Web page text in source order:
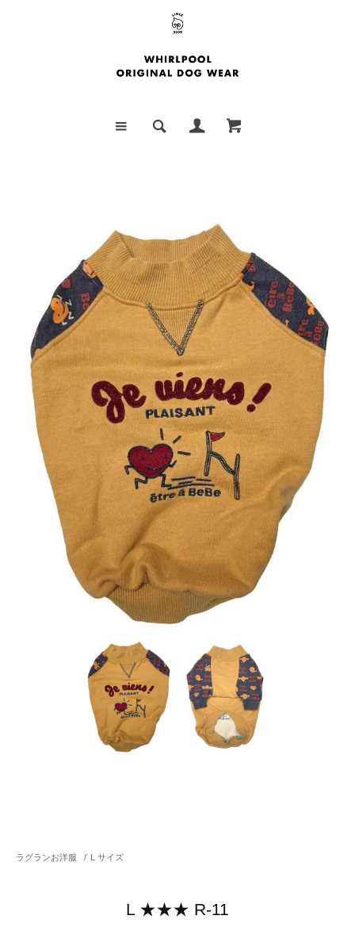
ラグランお洋服 / L サイズ
L ★★★ R-11